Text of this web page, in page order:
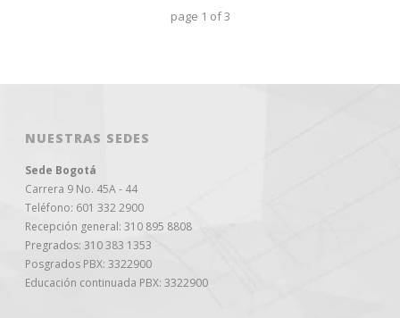
page 1 of3
NUESTRAS SEDES
Sede Bogotá
Carrera 9 No. 45A - 44
Teléfono: 601 332 2900
Recepción general: 310 895 8808
Pregrados: 310 383 1353
Posgrados PBX: 3322900
Educación continuada PBX: 3322900